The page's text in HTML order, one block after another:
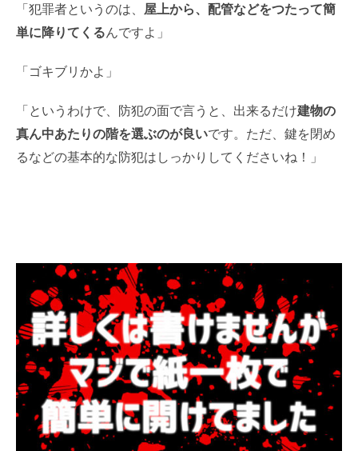
「犯罪者というのは、 屋上から、配管などをつたって簡
単に降りてくるんですよ」
「ゴキブリかよ」
「というわけで、防犯の面で言うと、出来るだけ建物の
真ん中あたりの階を選ぶのが良いです。ただ、鍵を閉め
るなどの基本的な防犯はしっかりしてくださいね！」